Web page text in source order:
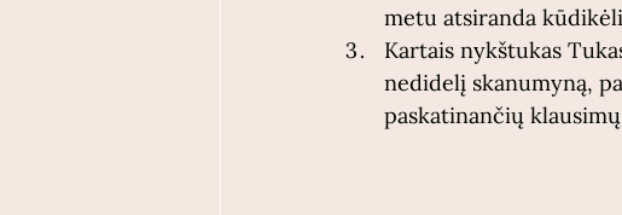
metu atsiranda
Kartais nykštukas
nedidelį skanumyną,
paskatinančių